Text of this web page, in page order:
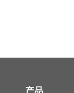
产品